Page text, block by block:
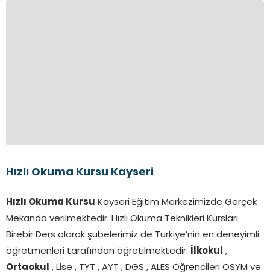
Hızlı Okuma Kursu Kayseri
Hızlı Okuma Kursu
Kayseri Eğitim Merkezimizde Gerçek
Mekanda verilmektedir. Hızlı Okuma Teknikleri Kursları
Birebir Ders olarak şubelerimiz de Türkiye’nin en deneyimli
öğretmenleri tarafından öğretilmektedir.
İlkokul
,
Ortaokul
, Lise , TYT , AYT , DGS , ALES Öğrencileri ÖSYM ve